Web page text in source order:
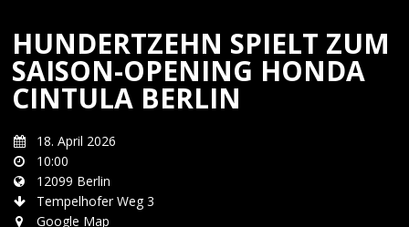
HUNDERTZEHN SPIELT ZUM
SAISON-OPENING HONDA
CINTULA BERLIN
18. April 2026
10:00
12099 Berlin
Tempelhofer Weg 3
Google Map